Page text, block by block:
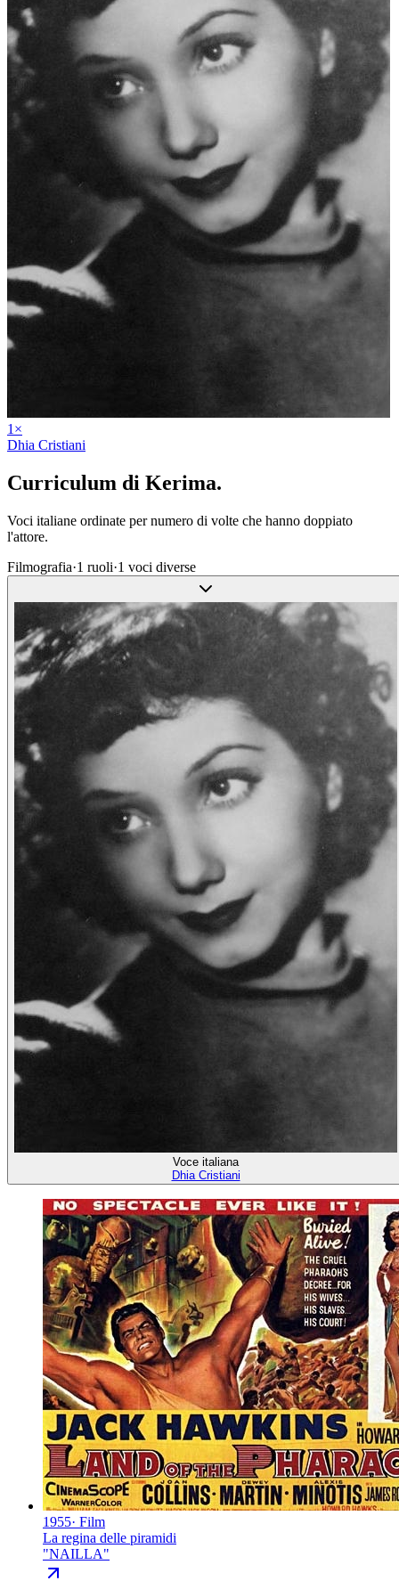
1 ×
Dhia Cristiani
Curriculum di Kerima.
Voci italiane ordinate per numero di volte che hanno doppiato
l'attore.
Filmografia·1 ruoli·1 voci diverse
Voce italiana
Dhia Cristiani
1955· Film
La regina delle piramidi
"NAILLA"